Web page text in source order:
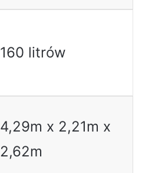
160 litrów
4,29m x 2,21m x
2,62m